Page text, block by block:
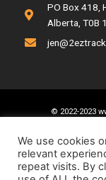
PO Box 418,
Alberta, T0B
© 2022-2023
We use cookies
relevant
repeat visits. By